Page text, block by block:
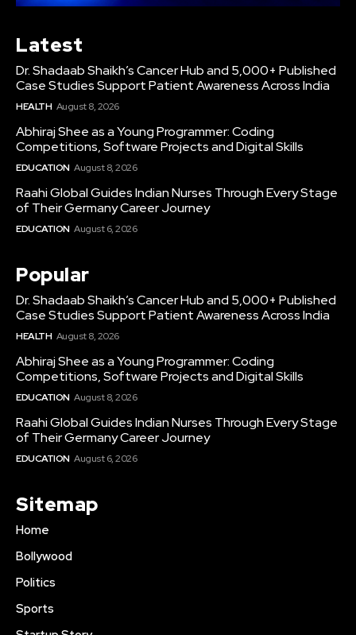
Latest
Dr. Shadaab Shaikh’s Cancer Hub and 5,000+ Published
Case Studies Support Patient Awareness Across India
HEALTH August 8, 2026
Abhiraj Shee as a Young Programmer: Coding
Competitions, Software Projects and Digital Skills
EDUCATION August 8, 2026
Raahi Global Guides Indian Nurses Through Every Stage
of Their Germany Career Journey
EDUCATION August 6, 2026
Popular
Dr. Shadaab Shaikh’s Cancer Hub and 5,000+ Published
Case Studies Support Patient Awareness Across India
HEALTH August 8, 2026
Abhiraj Shee as a Young Programmer: Coding
Competitions, Software Projects and Digital Skills
EDUCATION August 8, 2026
Raahi Global Guides Indian Nurses Through Every Stage
of Their Germany Career Journey
EDUCATION August 6, 2026
Sitemap
Home
Bollywood
Politics
Sports